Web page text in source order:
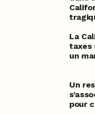
La
taxes
un
Un
pour